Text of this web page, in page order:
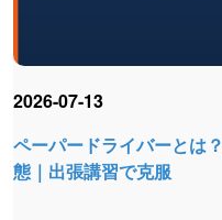
ペーパードライバーとは
態｜出張講習で克服
2026-07-13